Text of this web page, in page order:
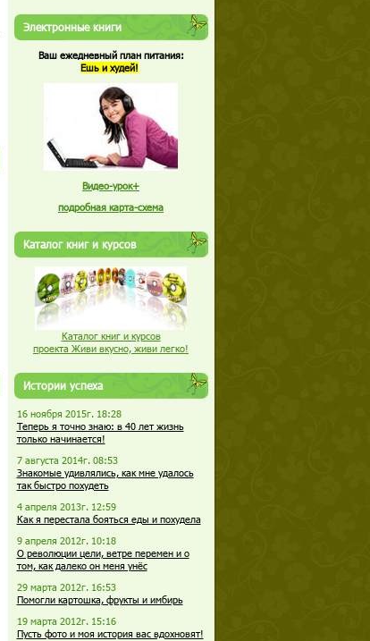
Электронные книги
Ваш ежедневный план питания:
Ешь и худей!
Видео-урок+
подробная карта-схема
Каталог книг и курсов
Каталог книг и курсов
проекта Живи вкусно, живи легко!
Истории успеха
16 ноября 2015г. 18:28
Теперь я точно знаю: в 40 лет жизнь
только начинается!
7 августа 2014г. 08:53
Знакомые удивлялись, как мне удалось
так быстро похудеть
4 апреля 2013г. 12:59
Как я перестала бояться еды и похудела
9 апреля 2012г. 10:18
О революции цели, ветре перемен и о
том, как далеко он меня унёс
29 марта 2012г. 16:53
Помогли картошка, фрукты и имбирь
19 марта 2012г. 15:16
Пусть фото и моя история вас вдохновят!